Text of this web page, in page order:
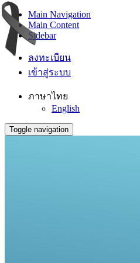
Main Navigation
Main Content
Sidebar
ลงทะเบียน
เข้าสู่ระบบ
ภาษาไทย
English
Toggle navigation